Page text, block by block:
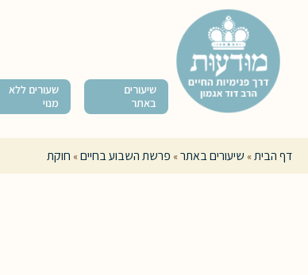
שיעורים
באתר
שעורים ללא
מנוי
דף הבית» שיעורים באתר» פרשת השבוע בחיים» חוקת